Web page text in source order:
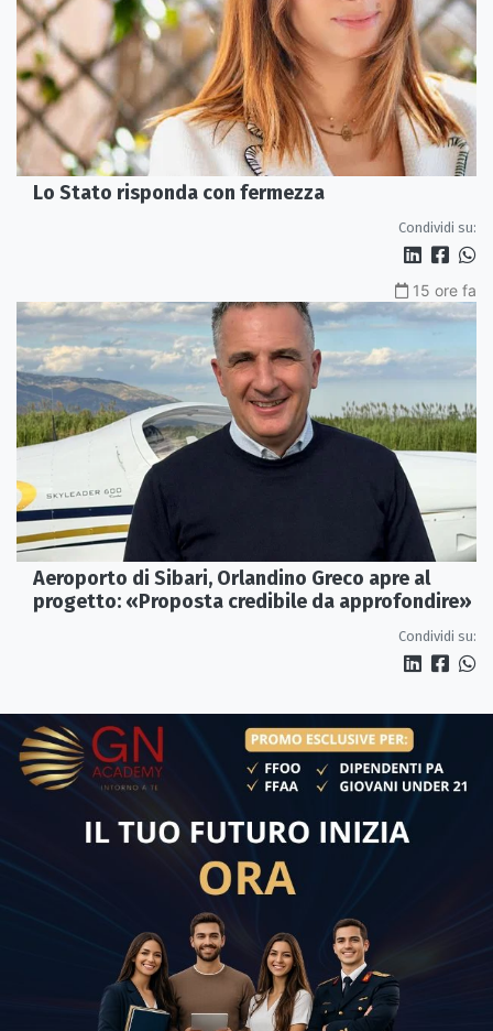
Lo Stato risponda con fermezza
Condividi su:
15 ore fa
Aeroporto di Sibari, Orlandino Greco apre al
progetto: «Proposta credibile da approfondire»
Condividi su: